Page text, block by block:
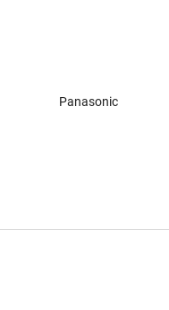
Panasonic